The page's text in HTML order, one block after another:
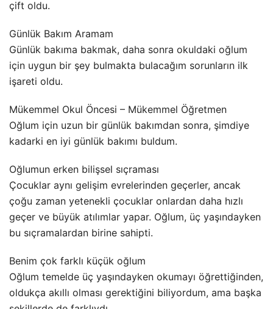
çift oldu.
Günlük Bakım Aramam
Günlük bakıma bakmak, daha sonra okuldaki oğlum
için uygun bir şey bulmakta bulacağım sorunların ilk
işareti oldu.
Mükemmel Okul Öncesi – Mükemmel Öğretmen
Oğlum için uzun bir günlük bakımdan sonra, şimdiye
kadarki en iyi günlük bakımı buldum.
Oğlumun erken bilişsel sıçraması
Çocuklar aynı gelişim evrelerinden geçerler, ancak
çoğu zaman yetenekli çocuklar onlardan daha hızlı
geçer ve büyük atılımlar yapar. Oğlum, üç yaşındayken
bu sıçramalardan birine sahipti.
Benim çok farklı küçük oğlum
Oğlum temelde üç yaşındayken okumayı öğrettiğinden,
oldukça akıllı olması gerektiğini biliyordum, ama başka